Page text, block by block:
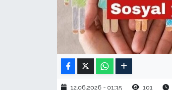
12.06.2026 - 01:35 101
EDİRNE